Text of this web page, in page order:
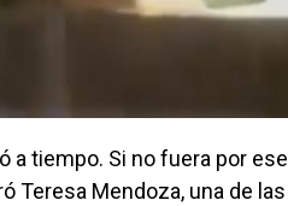
a tiempo. Si no fuera por ese
Teresa Mendoza, una de las